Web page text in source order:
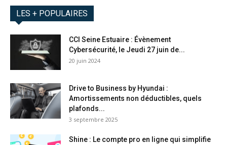
LES + POPULAIRES
CCI Seine Estuaire : Évènement
Cybersécurité, le Jeudi 27 juin de...
20 juin 2024
Drive to Business by Hyundai :
Amortissements non déductibles, quels
plafonds...
3 septembre 2025
Shine : Le compte pro en ligne qui simplifie